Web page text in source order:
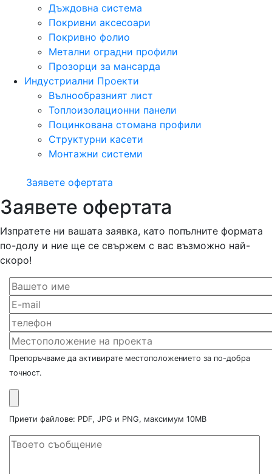
Дъждовна система
Покривни аксесоари
Покривно фолио
Метални оградни профили
Прозорци за мансарда
Индустриални Проекти
Вълнообразният лист
Топлоизолационни панели
Поцинкована стомана профили
Структурни касети
Монтажни системи
Заявете офертата
Заявете офертата
Изпратете ни вашата заявка, като попълните формата
по-долу и ние ще се свържем с вас възможно най-
скоро!
Препоръчваме да активирате местоположението за по-добра
точност.
Приети файлове: PDF, JPG и PNG, максимум 10MB